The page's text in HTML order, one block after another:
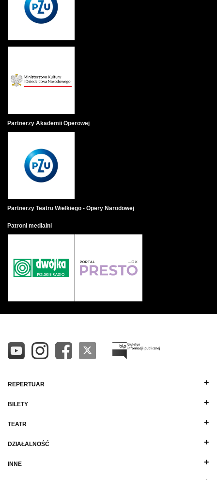
Partnerzy Akademii Operowej
Partnerzy Teatru Wielkiego - Opery Narodowej
Patroni medialni
REPERTUAR
BILETY
TEATR
DZIAŁALNOŚĆ
INNE